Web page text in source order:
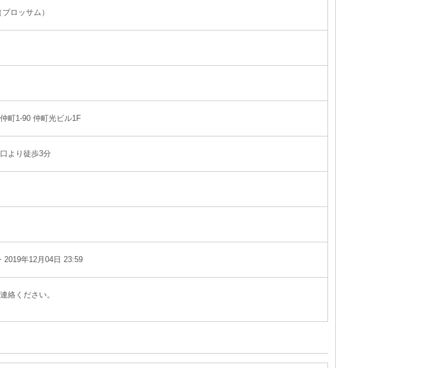
ロッサム）
町1-90 仲町光ビル1F
より徒歩3分
2019年12月04日 23:59
絡ください。